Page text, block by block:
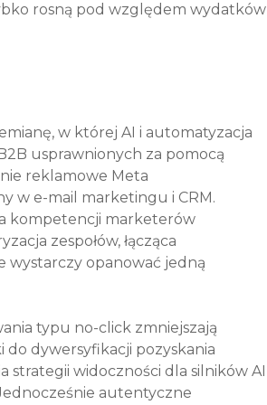
rosną pod względem wydatków
w której AI i automatyzacja
usprawnionych za pomocą
reklamowe Meta
w e-mail marketingu i CRM.
kompetencji marketerów
zespołów, łącząca
wystarczy opanować jedną
typu no-click zmniejszają
do dywersyfikacji pozyskania
widoczności dla silników AI
autentyczne